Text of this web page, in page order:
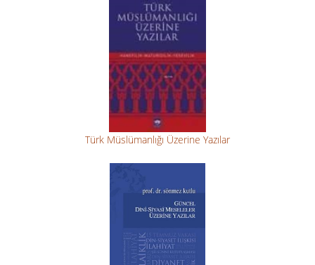
Türk Müslümanlığı Üzerine Yazılar